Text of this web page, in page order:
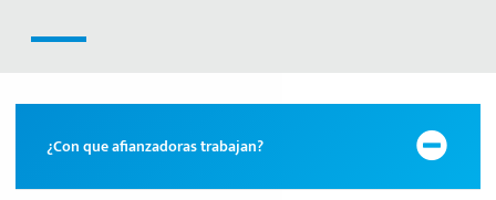
¿Con que afianzadoras trabajan?